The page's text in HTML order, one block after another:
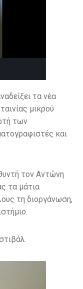
τα νέα
μικρού
των
και
τον Αντώνη
τα μάτια
τη διοργάνωση,